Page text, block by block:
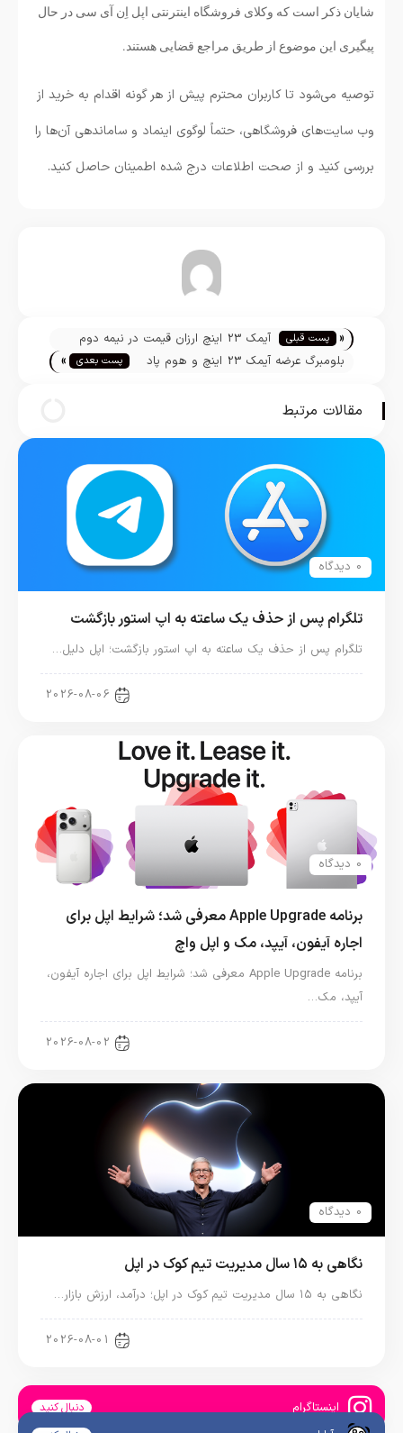
شایان ذکر است که وکلای فروشگاه اینترنتی اپل اِن آی سی در حال
پیگیری این موضوع از طریق مراجع قضایی هستند.
توصیه می‌شود تا کاربران محترم پیش از هر گونه اقدام به خرید از
وب سایت‌های فروشگاهی، حتماً لوگوی اینماد و ساماندهی آن‌ها را
بررسی کنید و از صحت اطلاعات درج شده اطمینان حاصل کنید.
تیم تحریریه « پست قبلی
آیمک 23 اینچ ارزان قیمت در نیمه دوم
سال 2020 آماده معرفی می‌شود
بلومبرگ عرضه آیمک 23 اینچ و هوم پاد
پست بعدی »
مقالات مرتبط
0 دیدگاه
تلگرام پس از حذف یک ساعته به اپ استور بازگشت
تلگرام پس از حذف یک ساعته به اپ استور بازگشت؛ اپل دلیل…
2026-08-06
0 دیدگاه
برنامه Apple Upgrade معرفی شد؛ شرایط اپل برای
اجاره آیفون، آیپد، مک و اپل واچ
برنامه Apple Upgrade معرفی شد؛ شرایط اپل برای اجاره آیفون،
آیپد، مک…
2026-08-02
0 دیدگاه
نگاهی به ۱۵ سال مدیریت تیم کوک در اپل
نگاهی به ۱۵ سال مدیریت تیم کوک در اپل؛ درآمد، ارزش بازار…
2026-08-01
اینستاگرام دنبال کنید